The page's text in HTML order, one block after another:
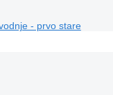
- prvo stare